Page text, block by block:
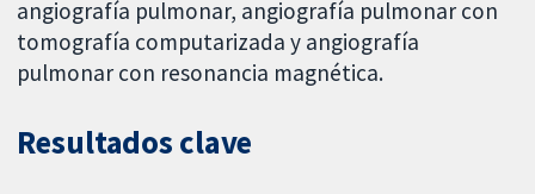
angiografía pulmonar, angiografía pulmonar con
tomografía computarizada y angiografía
pulmonar con resonancia magnética.
Resultados clave